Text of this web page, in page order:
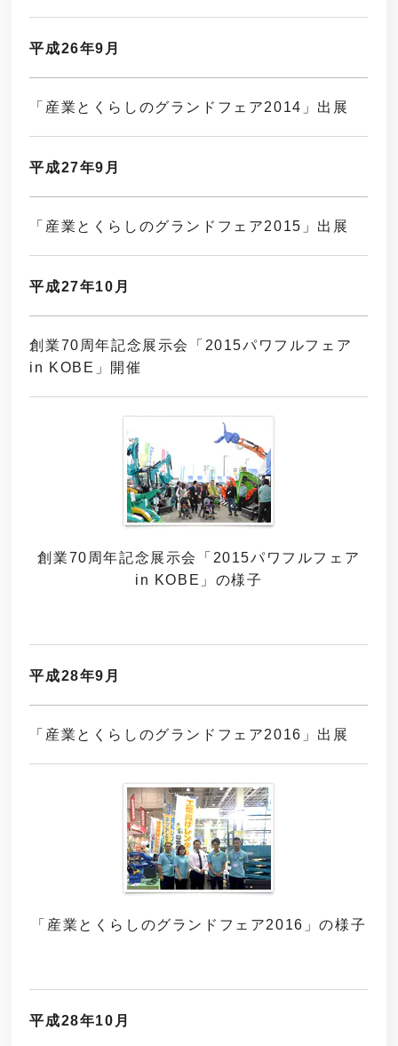
平成26年9月
「産業とくらしのグランドフェア2014」出展
平成27年9月
「産業とくらしのグランドフェア2015」出展
平成27年10月
創業70周年記念展示会「2015パワフルフェア
in KOBE」開催
創業70周年記念展示会
「2015パワフルフェア
in KOBE」 の様子
平成28年9月
「産業とくらしのグランドフェア2016」出展
「産業とくらしのグランドフェア2016」の様子
平成28年10月